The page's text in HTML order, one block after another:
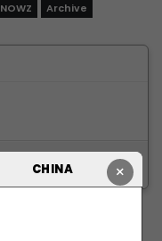
×
CHINA
NOWZ Archive
ID/PW 찾기| 회원가입